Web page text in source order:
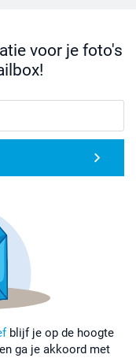
voor je foto's
blijf je op de hoogte
ga je akkoord met